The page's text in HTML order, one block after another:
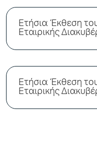
Ετήσια Έκθεση
Εταιρικής
Ετήσια Έκθεση
Εταιρικής